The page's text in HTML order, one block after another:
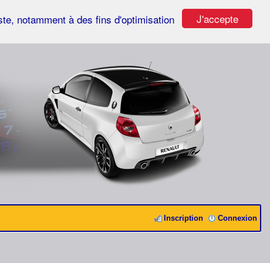
J'accepte
notamment à des fins d'optimisation
Connexion
Inscription